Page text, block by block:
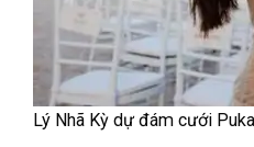
Lý Nhã Kỳ dự đám cưới